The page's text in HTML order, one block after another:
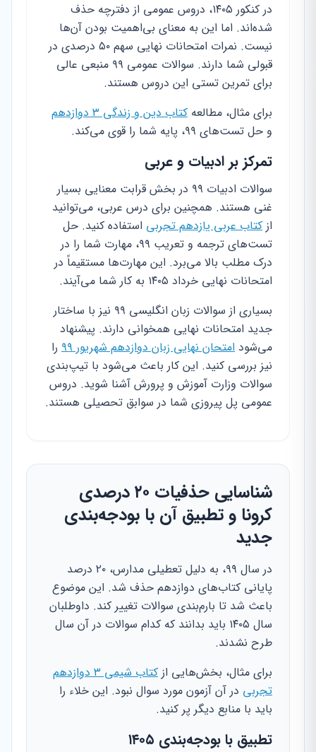
در کنکور ۱۴۰۵، دروس عمومی از دفترچه حذف
شده‌اند. اما این به معنای بی‌اهمیت بودن آن‌ها
نیست. نمرات امتحانات نهایی سهم ۵۰ درصدی در
قبولی شما دارند. سوالات عمومی ۹۹ منبعی عالی
برای تمرین تستی این دروس هستند.
برای مثال، مطالعه کتاب دین و زندگی ۳ دوازدهم
و حل تست‌های ۹۹، پایه شما را قوی می‌کند.
تمرکز بر ادبیات و عربی
سوالات ادبیات ۹۹ در بخش قرابت معنایی بسیار
غنی هستند. همچنین برای درس عربی، می‌توانید
از کتاب عربی یازدهم تجربی استفاده کنید. حل
تست‌های ترجمه و تعریب ۹۹، مهارت شما را در
درک مطلب بالا می‌برد. این مهارت‌ها مستقیماً در
امتحانات نهایی خرداد ۱۴۰۵ به کار شما می‌آیند.
بسیاری از سوالات زبان انگلیسی ۹۹ نیز با ساختار
جدید امتحانات نهایی همخوانی دارند. پیشنهاد
می‌شود امتحان نهایی زبان دوازدهم شهریور ۹۹
را
نیز بررسی کنید. این کار باعث می‌شود با تیپ‌بندی
سوالات وزارت آموزش و پرورش آشنا شوید. دروس
عمومی پل پیروزی شما در سوابق تحصیلی هستند.
شناسایی حذفیات ۲۰ درصدی
کرونا و تطبیق آن با بودجه‌بندی
جدید
در سال ۹۹، به دلیل تعطیلی مدارس، ۲۰ درصد
پایانی کتاب‌های دوازدهم حذف شد. این موضوع
باعث شد تا بارم‌بندی سوالات تغییر کند. داوطلبان
سال ۱۴۰۵ باید بدانند که کدام سوالات در آن سال
طرح نشدند.
برای مثال، بخش‌هایی از
کتاب شیمی ۳ دوازدهم
تجربی در آن آزمون مورد سوال نبود. این خلاء را
باید با منابع دیگر پر کنید.
تطبیق با بودجه‌بندی ۱۴۰۵